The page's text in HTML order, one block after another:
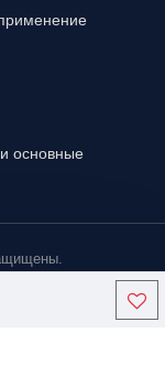
основные